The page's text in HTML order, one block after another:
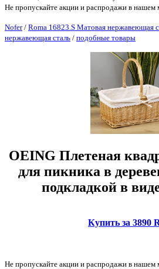
Не пропускайте акции и распродажи в нашем
Nofer/ Roma 16823.S Матовая нержавеющая
нержавеющая сталь / подобные товары
OEING Плетеная
для пикника в
подкладкой в
Купить за 3890
Не пропускайте акции и распродажи в нашем